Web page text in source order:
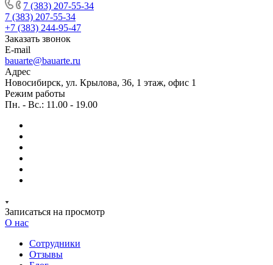
7 (383) 207-55-34
7 (383) 207-55-34
+7 (383) 244-95-47
Заказать звонок
E-mail
bauarte@bauarte.ru
Адрес
Новосибирск, ул. Крылова, 36, 1 этаж, офис 1
Режим работы
Пн. - Вс.: 11.00 - 19.00
Записаться на просмотр
О нас
Сотрудники
Отзывы